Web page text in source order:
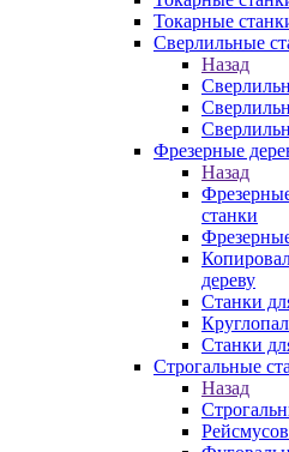
Токарные
Сверлильные
Назад
Фрезерные
Назад
станки
дереву
Станки
Станки
Строгальные
Назад